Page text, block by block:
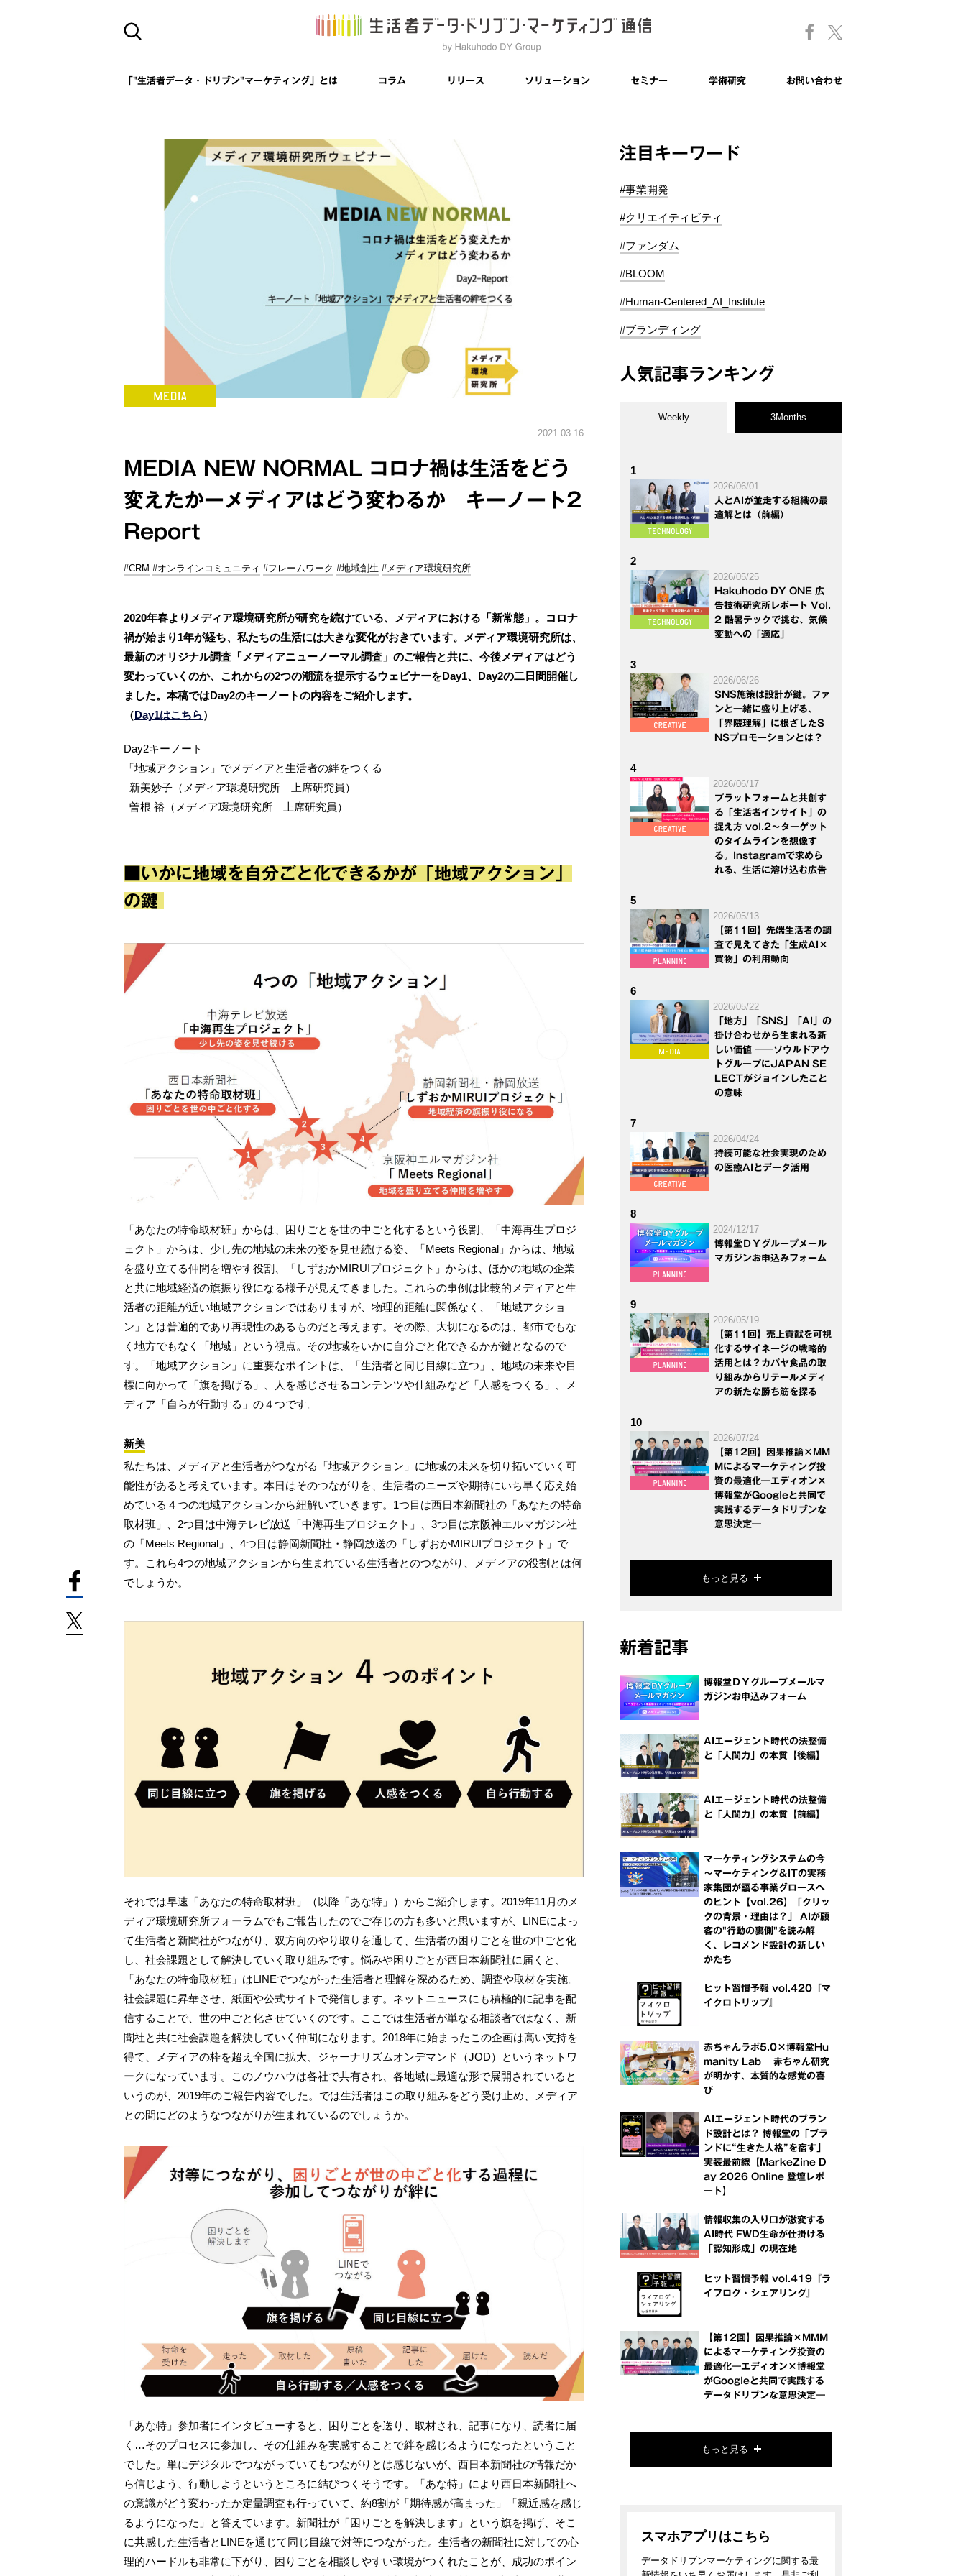
「"生活者データ・ドリブン"マーケティング」とは コラム リリース ソリューション セミナー 学術研究 お問い合わせ
2021.03.16
MEDIA NEW NORMAL コロナ禍は生活をどう
変えたかーメディアはどう変わるか キーノート2
Report
#CRM #オンラインコミュニティ #フレームワーク #地域創生 #メディア環境研究所
2020年春よりメディア環境研究所が研究を続けている、メディアにおける「新常態」。コロナ
禍が始まり1年が経ち、私たちの生活には大きな変化がおきています。メディア環境研究所は、
最新のオリジナル調査「メディアニューノーマル調査」のご報告と共に、今後メディアはどう
変わっていくのか、これからの2つの潮流を提示するウェビナーをDay1、Day2の二日間開催し
ました。本稿ではDay2のキーノートの内容をご紹介します。
（Day1はこちら）
Day2キーノート
「地域アクション」でメディアと生活者の絆をつくる
新美妙子（メディア環境研究所 上席研究員）
曽根 裕（メディア環境研究所 上席研究員）
■いかに地域を自分ごと化できるかが「地域アクション」
の鍵
「あなたの特命取材班」からは、困りごとを世の中ごと化するという役割、「中海再生プロジ
ェクト」からは、少し先の地域の未来の姿を見せ続ける姿、「Meets Regional」からは、地域
を盛り立てる仲間を増やす役割、「しずおかMIRUIプロジェクト」からは、ほかの地域の企業
と共に地域経済の旗振り役になる様子が見えてきました。これらの事例は比較的メディアと生
活者の距離が近い地域アクションではありますが、物理的距離に関係なく、「地域アクショ
ン」とは普遍的であり再現性のあるものだと考えます。その際、大切になるのは、都市でもな
く地方でもなく「地域」という視点。その地域をいかに自分ごと化できるかが鍵となるので
す。「地域アクション」に重要なポイントは、「生活者と同じ目線に立つ」、地域の未来や目
標に向かって「旗を掲げる」、人を感じさせるコンテンツや仕組みなど「人感をつくる」、メ
ディア「自らが行動する」の４つです。
新美
私たちは、メディアと生活者がつながる「地域アクション」に地域の未来を切り拓いていく可
能性があると考えています。本日はそのつながりを、生活者のニーズや期待にいち早く応え始
めている４つの地域アクションから紐解いていきます。1つ目は西日本新聞社の「あなたの特命
取材班」、2つ目は中海テレビ放送「中海再生プロジェクト」、3つ目は京阪神エルマガジン社
の「Meets Regional」、4つ目は静岡新聞社・静岡放送の「しずおかMIRUIプロジェクト」で
す。これら4つの地域アクションから生まれている生活者とのつながり、メディアの役割とは何
でしょうか。
それでは早速「あなたの特命取材班」（以降「あな特」）からご紹介します。2019年11月のメ
ディア環境研究所フォーラムでもご報告したのでご存じの方も多いと思いますが、LINEによっ
て生活者と新聞社がつながり、双方向のやり取りを通して、生活者の困りごとを世の中ごと化
し、社会課題として解決していく取り組みです。悩みや困りごとが西日本新聞社に届くと、
「あなたの特命取材班」はLINEでつながった生活者と理解を深めるため、調査や取材を実施。
社会課題に昇華させ、紙面や公式サイトで発信します。ネットニュースにも積極的に記事を配
信することで、世の中ごと化させていくのです。ここでは生活者が単なる相談者ではなく、新
聞社と共に社会課題を解決していく仲間になります。2018年に始まったこの企画は高い支持を
得て、メディアの枠を超え全国に拡大、ジャーナリズムオンデマンド（JOD）というネットワ
ークになっています。このノウハウは各社で共有され、各地域に最適な形で展開されていると
いうのが、2019年のご報告内容でした。では生活者はこの取り組みをどう受け止め、メディア
との間にどのようなつながりが生まれているのでしょうか。
「あな特」参加者にインタビューすると、困りごとを送り、取材され、記事になり、読者に届
く…そのプロセスに参加し、その仕組みを実感することで絆を感じるようになったということ
でした。単にデジタルでつながっていてもつながりとは感じないが、西日本新聞社の情報だか
ら信じよう、行動しようというところに結びつくそうです。「あな特」により西日本新聞社へ
の意識がどう変わったか定量調査も行っていて、約8割が「期待感が高まった」「親近感を感じ
るようになった」と答えています。新聞社が「困りごとを解決します」という旗を掲げ、そこ
に共感した生活者とLINEを通じて同じ目線で対等につながった。生活者の新聞社に対しての心
理的ハードルも非常に下がり、困りごとを相談しやすい環境がつくれたことが、成功のポイン
注目キーワード
#事業開発
#クリエイティビティ
#ファンダム
#BLOOM
#Human-Centered_AI_Institute
#ブランディング
人気記事ランキング
Weekly 3Months
1
2026/06/01
人とAIが並走する組織の最
適解とは（前編）
2
2026/05/25
Hakuhodo DY ONE 広
告技術研究所レポート Vol.
2 酷暑テックで挑む、気候
変動への「適応」
3
2026/06/26
SNS施策は設計が鍵。ファ
ンと一緒に盛り上げる、
「界隈理解」に根ざしたS
NSプロモーションとは？
4
2026/06/17
プラットフォームと共創す
る「生活者インサイト」の
捉え方 vol.2～ターゲット
のタイムラインを想像す
る。Instagramで求めら
れる、生活に溶け込む広告
5
2026/05/13
【第11回】先端生活者の調
査で見えてきた「生成AI×
買物」の利用動向
6
2026/05/22
「地方」「SNS」「AI」の
掛け合わせから生まれる新
しい価値 ──ソウルドアウ
トグループにJAPAN SE
LECTがジョインしたこと
の意味
7
2026/04/24
持続可能な社会実現のため
の医療AIとデータ活用
8
2024/12/17
博報堂ＤＹグループメール
マガジンお申込みフォーム
9
2026/05/19
【第11回】売上貢献を可視
化するサイネージの戦略的
活用とは？カバヤ食品の取
り組みからリテールメディ
アの新たな勝ち筋を探る
10
2026/07/24
【第12回】因果推論×MM
Mによるマーケティング投
資の最適化―エディオン×
博報堂がGoogleと共同で
実践するデータドリブンな
意思決定―
もっと見る
新着記事
博報堂ＤＹグループメールマ
ガジンお申込みフォーム
AIエージェント時代の法整備
と「人間力」の本質【後編】
AIエージェント時代の法整備
と「人間力」の本質【前編】
マーケティングシステムの今
～マーケティング＆ITの実務
家集団が語る事業グロースへ
のヒント【vol.26】「クリッ
クの背景・理由は？」 AIが顧
客の"行動の裏側"を読み解
く、レコメンド設計の新しい
かたち
ヒット習慣予報 vol.420『マ
イクロトリップ』
赤ちゃんラボ5.0×博報堂Hu
manity Lab 赤ちゃん研究
が明かす、本質的な感覚の喜
び
AIエージェント時代のブラン
ド設計とは？ 博報堂の「ブラ
ンドに“生きた人格”を宿す」
実装最前線【MarkeZine D
ay 2026 Online 登壇レポ
ート】
情報収集の入り口が激変する
AI時代 FWD生命が仕掛ける
「認知形成」の現在地
ヒット習慣予報 vol.419『ラ
イフログ・シェアリング』
【第12回】因果推論×MMM
によるマーケティング投資の
最適化―エディオン×博報堂
がGoogleと共同で実践する
データドリブンな意思決定―
もっと見る
スマホアプリはこちら
データドリブンマーケティングに関する最